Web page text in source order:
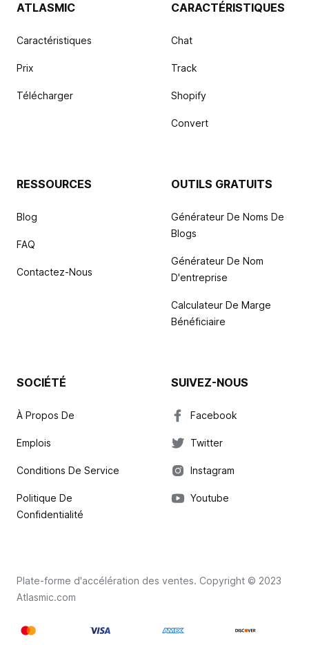
ATLASMIC
Caractéristiques
Prix
Télécharger
CARACTÉRISTIQUES
Chat
Track
Shopify
Convert
RESSOURCES
Blog
FAQ
Contactez-Nous
OUTILS GRATUITS
Générateur De Noms De
Blogs
Générateur De Nom
D'entreprise
Calculateur De Marge
Bénéficiaire
SOCIÉTÉ
À Propos De
Emplois
Conditions De Service
Politique De
Confidentialité
SUIVEZ-NOUS
Facebook
Twitter
Instagram
Youtube
Plate-forme d'accélération des ventes. Copyright © 2023
Atlasmic.com